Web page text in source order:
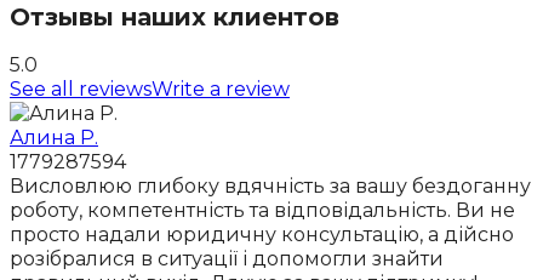
Отзывы наших клиентов
5.0
See all reviewsWrite a review
Алина Р.
1779287594
Висловлюю глибоку вдячність за вашу бездоганну
роботу, компетентність та відповідальність. Ви не
просто надали юридичну консультацію, а дійсно
розібралися в ситуації і допомогли знайти